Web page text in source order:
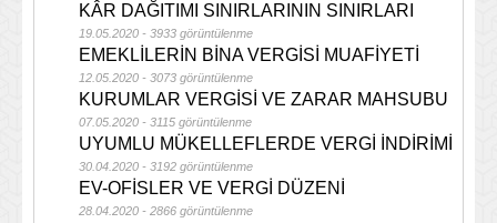
KÂR DAĞITIMI SINIRLARININ SINIRLARI
19.05.2020 - 3933 görüntülenme
EMEKLİLERİN BİNA VERGİSİ MUAFİYETİ
12.05.2020 - 3073 görüntülenme
KURUMLAR VERGİSİ VE ZARAR MAHSUBU
07.05.2020 - 3115 görüntülenme
UYUMLU MÜKELLEFLERDE VERGİ İNDİRİMİ
30.04.2020 - 3192 görüntülenme
EV-OFİSLER VE VERGİ DÜZENİ
28.04.2020 - 2866 görüntülenme